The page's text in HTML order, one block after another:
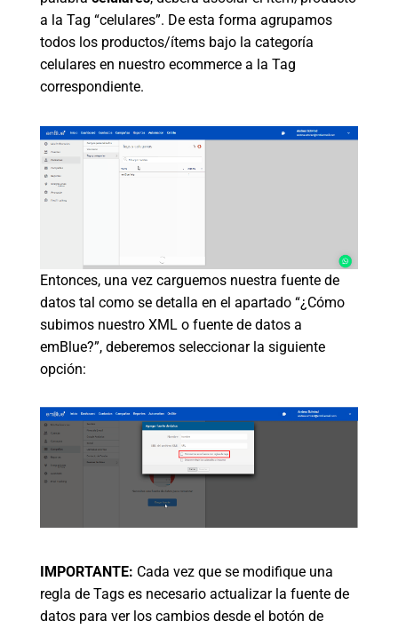
a la Tag “celulares”. De esta forma agrupamos
todos los productos/ítems bajo la categoría
celulares en nuestro ecommerce a la Tag
correspondiente.
Entonces, una vez carguemos nuestra fuente de
datos tal como se detalla en el apartado “¿Cómo
subimos nuestro XML o fuente de datos a
emBlue?”, deberemos seleccionar la siguiente
opción:
IMPORTANTE: Cada vez que se modifique una
regla de Tags es necesario actualizar la fuente de
datos para ver los cambios desde el botón de